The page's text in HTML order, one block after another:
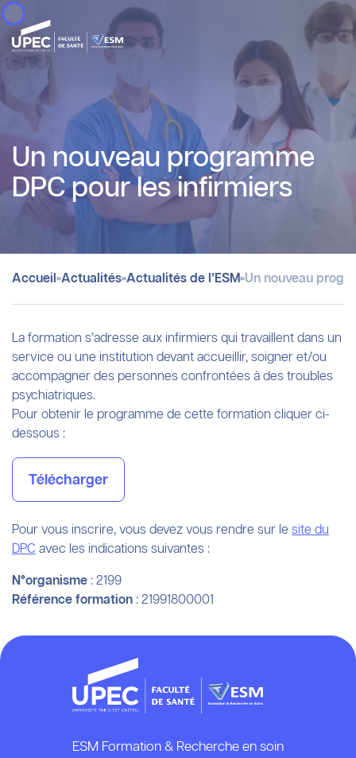
Panneau de gestion des cookies
Un nouveau programme
DPC pour les infirmiers
Accueil »Actualités»Actualités de l’ESM»Un nouveau
La formation s’adresse aux infirmiers qui travaillent dans un
service ou une institution devant accueillir, soigner et/ou
accompagner des personnes confrontées à des troubles
psychiatriques.
Pour obtenir le programme de cette formation cliquer ci-
dessous :
Télécharger
Pour vous inscrire, vous devez vous rendre sur le site du
DPC avec les indications suivantes :
N°organisme : 2199
Référence formation : 21991800001
ESM Formation & Recherche en soin